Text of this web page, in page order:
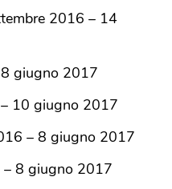
2016 – 14
giugno 2017
10 giugno 2017
– 8 giugno 2017
8 giugno 2017